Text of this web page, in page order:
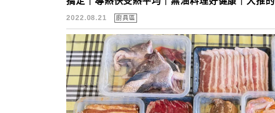
2022.08.21 廚具區